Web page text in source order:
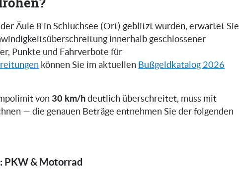
Äule 8 in Schluchsee (Ort) geblitzt wurden, erwartet Sie
innerhalb geschlossener
Punkte und Fahrverbote für
können Sie im aktuellen Bußgeldkatalog 2026
von 30 km/h deutlich überschreitet, muss mit
— die genauen Beträge entnehmen Sie der folgenden
PKW & Motorrad